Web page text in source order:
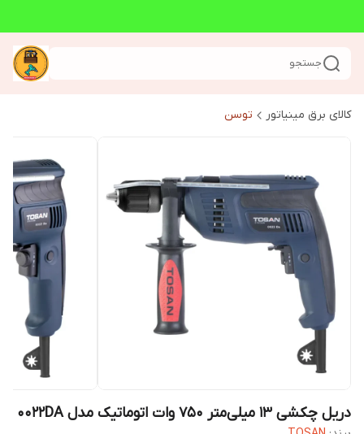
جستجو
کالای برق مینیاتور توسن
دریل چکشی 13 میلی‌متر 750 وات اتوماتیک مدل 0022DA